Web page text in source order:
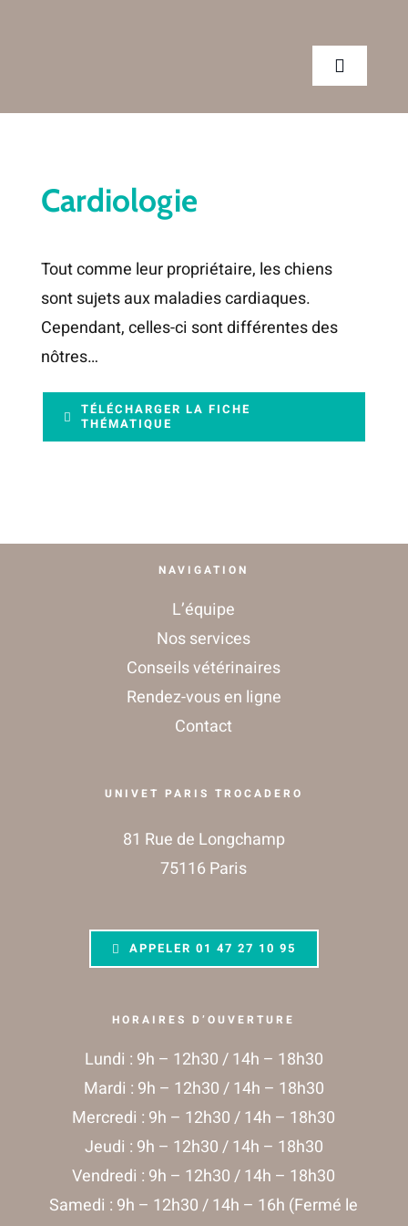
Toggle
CONSEILS
RENDEZ-VOUS
BOUTIQUE
Cardiologie
Tout comme leur propriétaire, les chiens
sont sujets aux maladies cardiaques.
Cependant, celles-ci sont différentes des
nôtres…
TÉLÉCHARGER LA FICHE
THÉMATIQUE
NAVIGATION
L’équipe
Nos services
Conseils vétérinaires
Rendez-vous en ligne
Contact
UNIVET PARIS TROCADERO
81 Rue de Longchamp
75116 Paris
APPELER01 47 27 10 95
HORAIRES D’OUVERTURE
Lundi : 9h – 12h30 / 14h – 18h30
Mardi : 9h – 12h30 / 14h – 18h30
Mercredi : 9h – 12h30 / 14h – 18h30
Jeudi : 9h – 12h30 / 14h – 18h30
Vendredi : 9h – 12h30 / 14h – 18h30
Samedi : 9h – 12h30 / 14h – 16h (Fermé le